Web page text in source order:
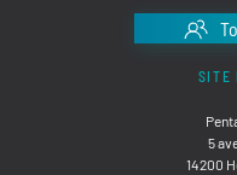
SITE
5
14200